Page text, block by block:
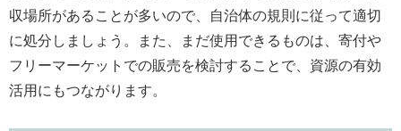
収場所があることが多いので、自治体の規則に従って適切
に処分しましょう。また、まだ使用できるものは、寄付や
フリーマーケットでの販売を検討することで、資源の有効
活用にもつながります。